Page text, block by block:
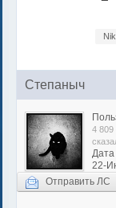
Степаныч
4
Дата
22-
Отправить ЛС